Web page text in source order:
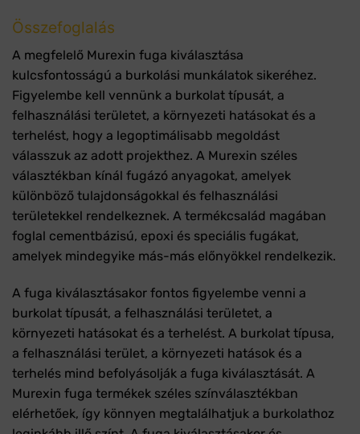
Összefoglalás
A megfelelő Murexin fuga kiválasztása
kulcsfontosságú a burkolási munkálatok sikeréhez.
Figyelembe kell vennünk a burkolat típusát, a
felhasználási területet, a környezeti hatásokat és a
terhelést, hogy a legoptimálisabb megoldást
válasszuk az adott projekthez. A Murexin széles
választékban kínál fugázó anyagokat, amelyek
különböző tulajdonságokkal és felhasználási
területekkel rendelkeznek. A termékcsalád magában
foglal cementbázisú, epoxi és speciális fugákat,
amelyek mindegyike más-más előnyökkel rendelkezik.
A fuga kiválasztásakor fontos figyelembe venni a
burkolat típusát, a felhasználási területet, a
környezeti hatásokat és a terhelést. A burkolat típusa,
a felhasználási terület, a környezeti hatások és a
terhelés mind befolyásolják a fuga kiválasztását. A
Murexin fuga termékek széles színválasztékban
elérhetőek, így könnyen megtalálhatjuk a burkolathoz